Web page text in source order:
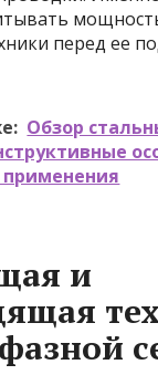
перед ее
Обзор
и